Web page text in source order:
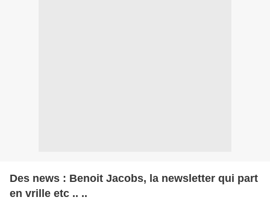
Des news : Benoit Jacobs, la newsletter qui part
en vrille etc .. ..